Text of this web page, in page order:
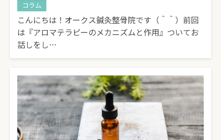
コラム
こんにちは！オークス鍼灸整骨院です（＾＾）前回
は『アロマテラピーのメカニズムと作用』ついてお
話しをし…